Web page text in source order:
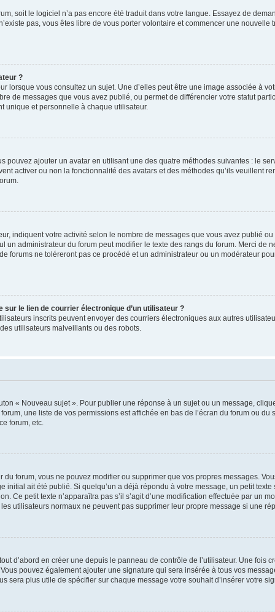
soit le logiciel n’a pas encore été traduit dans votre langue. Essayez de
pas, vous êtes libre de vous porter volontaire et commencer une nouvelle
?
lorsque vous consultez un sujet. Une d’elles peut être une image associée à
de messages que vous avez publié, ou permet de différencier votre statut
unique et personnelle à chaque utilisateur.
pouvez ajouter un avatar en utilisant une des quatre méthodes suivantes : le
activer ou non la fonctionnalité des avatars et des méthodes qu’ils veuillent
indiquent votre activité selon le nombre de messages que vous avez publié
un administrateur du forum peut modifier le texte des rangs du forum. Merci de
forums ne toléreront pas ce procédé et un administrateur ou un modérateur
sur le lien de courrier électronique d’un utilisateur ?
inscrits peuvent envoyer des courriers électroniques aux autres
utilisateurs malveillants ou des robots.
« Nouveau sujet ». Pour publier une réponse à un sujet ou un message,
une liste de vos permissions est affichée en bas de l’écran du forum ou
forum, etc.
forum, vous ne pouvez modifier ou supprimer que vos propres messages.
initial ait été publié. Si quelqu’un a déjà répondu à votre message, un petit
Ce petit texte n’apparaîtra pas s’il s’agit d’une modification effectuée par un
utilisateurs normaux ne peuvent pas supprimer leur propre message si une
d’abord en créer une depuis le panneau de contrôle de l’utilisateur. Une fois
pouvez également ajouter une signature qui sera insérée à tous vos
sera plus utile de spécifier sur chaque message votre souhait d’insérer votre